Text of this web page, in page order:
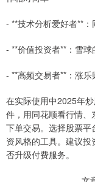
- **技术分析爱好者**
- **价值投资者**：雪
- **高频交易者**：涨
在实际使用中2025年
件，用同花顺看行情、
下单交易。选择股票
资风格的工具。建议
否升级付费服务。